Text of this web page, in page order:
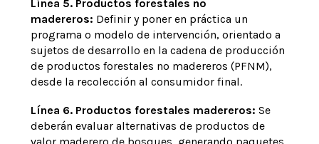
Línea 5. Productos forestales no
madereros: Definir y poner en práctica un
programa o modelo de intervención, orientado a
sujetos de desarrollo en la cadena de producción
de productos forestales no madereros (PFNM),
desde la recolección al consumidor final.
Línea 6. Productos forestales madereros: Se
deberán evaluar alternativas de productos de